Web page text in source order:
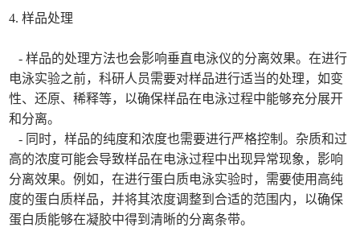
4. 样品处理
- 样品的处理方法也会影响垂直电泳仪的分离效果。在进行
电泳实验之前，科研人员需要对样品进行适当的处理，如变
性、还原、稀释等，以确保样品在电泳过程中能够充分展开
和分离。
- 同时，样品的纯度和浓度也需要进行严格控制。杂质和过
高的浓度可能会导致样品在电泳过程中出现异常现象，影响
分离效果。例如，在进行蛋白质电泳实验时，需要使用高纯
度的蛋白质样品，并将其浓度调整到合适的范围内，以确保
蛋白质能够在凝胶中得到清晰的分离条带。